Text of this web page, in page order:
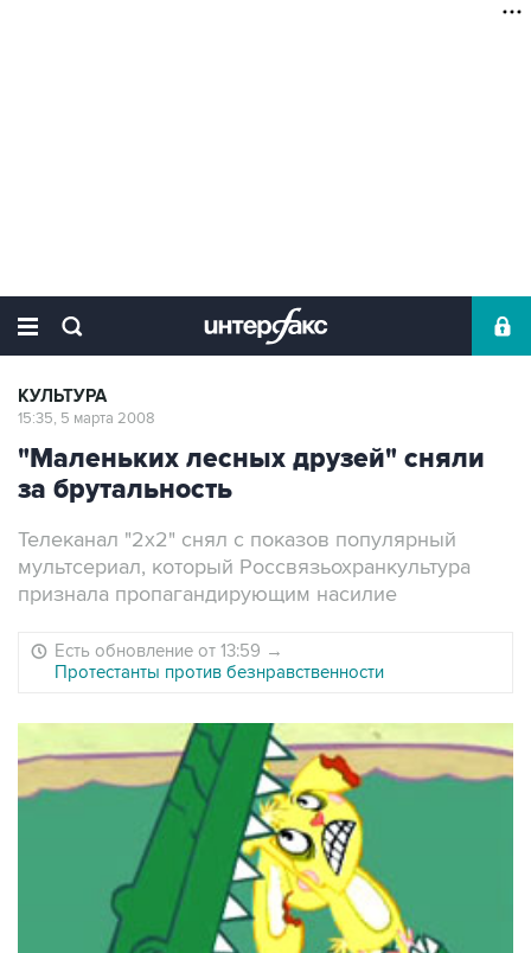
КУЛЬТУРА
15:35, 5 марта 2008
"Маленьких лесных друзей" сняли
за брутальность
Телеканал "2х2" снял с показов популярный
мультсериал, который Россвязьохранкультура
признала пропагандирующим насилие
Есть обновление от 13:59 →
Протестанты против безнравственности